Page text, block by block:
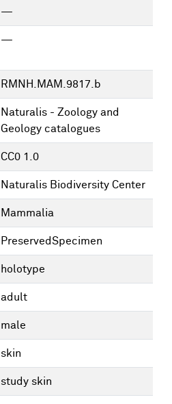
—
—
RMNH.MAM.9817.b
Naturalis - Zoology and
Geology catalogues
CC0 1.0
Naturalis Biodiversity Center
Mammalia
PreservedSpecimen
holotype
adult
male
skin
study skin